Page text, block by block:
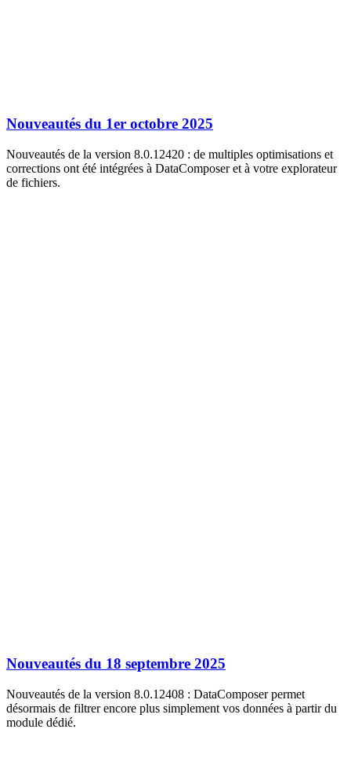
Nouveautés du 1er octobre 2025
Nouveautés de la version 8.0.12420 : de multiples optimisations et
corrections ont été intégrées à DataComposer et à votre explorateur
de fichiers.
Nouveautés du 18 septembre 2025
Nouveautés de la version 8.0.12408 : DataComposer permet
désormais de filtrer encore plus simplement vos données à partir du
module dédié.